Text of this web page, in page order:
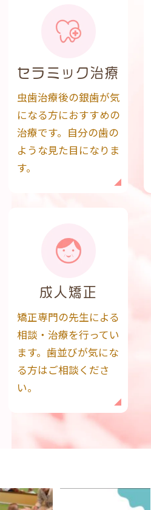
セラミック治療
虫歯治療後の銀歯が気
になる方におすすめの
治療です。自分の歯の
ような見た目になりま
す。
成人矯正
矯正専門の先生による
相談・治療を行ってい
ます。歯並びが気にな
る方はご相談くださ
い。